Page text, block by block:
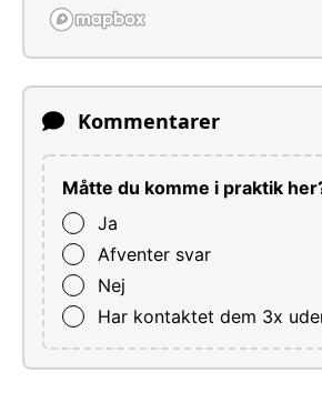
Kommentarer
Måtte du komme i praktik
Ja
Afventer svar
Nej
Har kontaktet dem 3x